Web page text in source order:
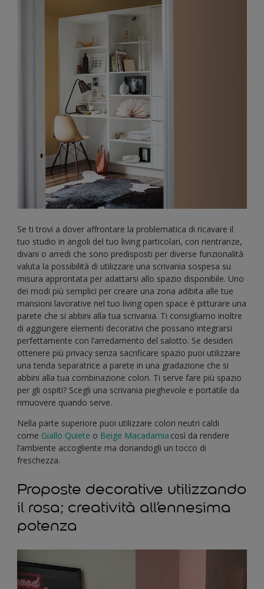
Se ti trovi a dover affrontare la problematica di ricavare il
tuo studio in angoli del tuo living particolari, con rientranze,
divani o arredi che sono predisposti per diverse funzionalità
valuta la possibilità di utilizzare una scrivania sospesa su
misura approntata per adattarsi allo spazio disponibile. Uno
dei modi più semplici per creare una zona adibita alle tue
mansioni lavorative nel tuo living open space è pitturare una
parete che si abbini alla tua scrivania. Ti consigliamo inoltre
di aggiungere elementi decorativi che possano integrarsi
perfettamente con l’arredamento del salotto. Se desideri
ottenere più privacy senza sacrificare spazio puoi utilizzare
una tenda separatrice a parete in una gradazione che si
abbini alla tua combinazione colori. Ti serve fare più spazio
per gli ospiti? Scegli una scrivania pieghevole e portatile da
rimuovere quando serve.
Nella parte superiore puoi utilizzare colori neutri caldi
come Giallo Quiete o Beige Macadamia così da rendere
l’ambiente accogliente ma donandogli un tocco di
freschezza.
Proposte decorative utilizzando
il rosa; creatività all’ennesima
potenza